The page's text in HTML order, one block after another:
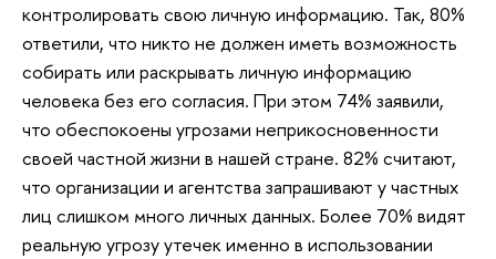
контролировать свою личную информацию. Так, 80%
ответили, что никто не должен иметь возможность
собирать или раскрывать личную информацию
человека без его согласия. При этом 74% заявили,
что обеспокоены угрозами неприкосновенности
своей частной жизни в нашей стране. 82% считают,
что организации и агентства запрашивают у частных
лиц слишком много личных данных. Более 70% видят
реальную угрозу утечек именно в использовании